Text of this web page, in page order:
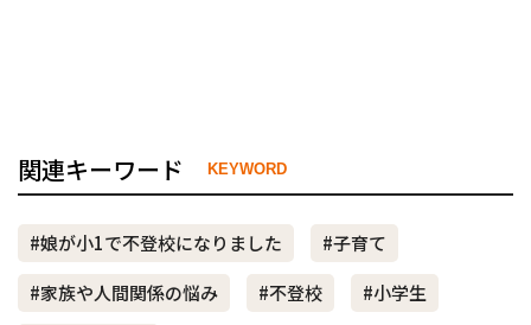
関連キーワード KEYWORD
#娘が小1で不登校になりました
#子育て
#家族や人間関係の悩み
#不登校
#小学生